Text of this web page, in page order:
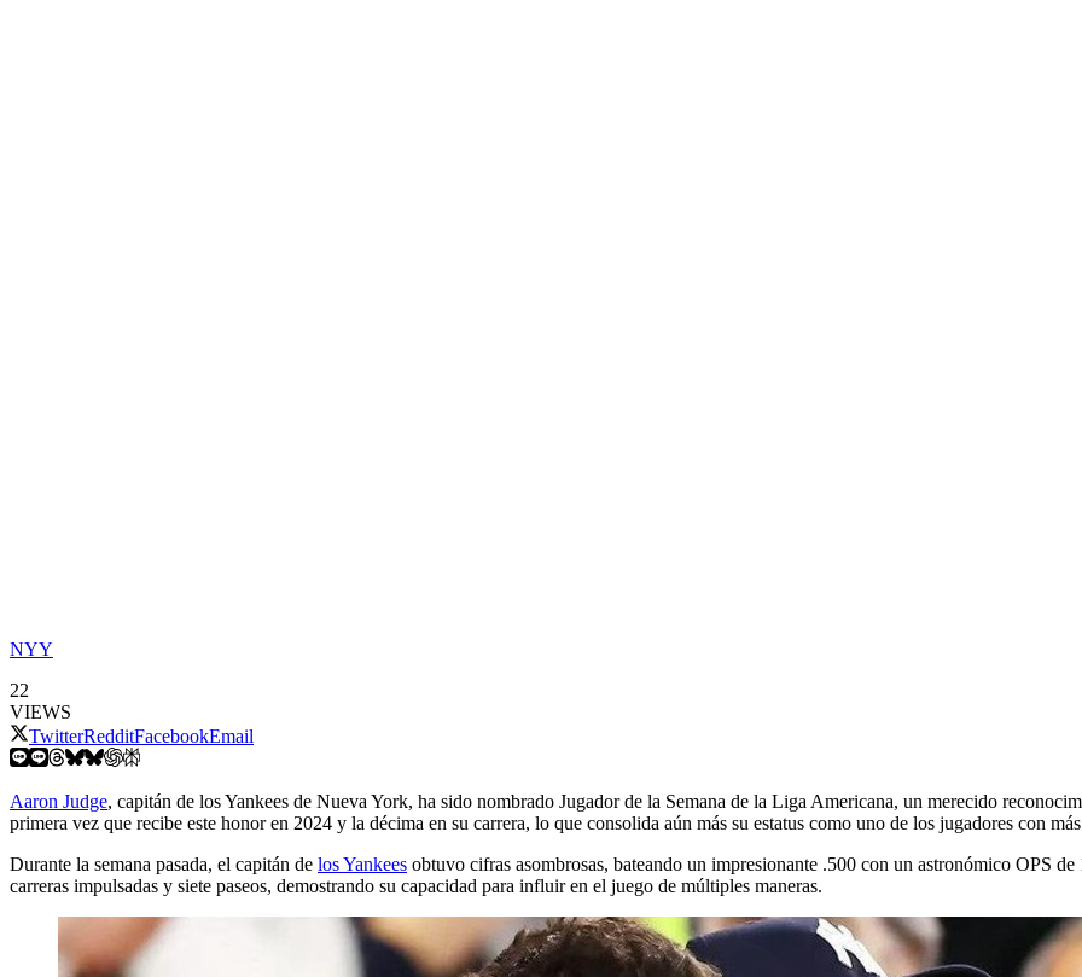
NYY
22
VIEWS
TwitterRedditFacebookEmail
Aaron Judge, capitán de los Yankees de Nueva York, ha sido nombrado Jugador de la Semana de la Liga Americana, un merecido
primera vez que recibe este honor en 2024 y la décima en su carrera, lo que consolida aún más su estatus como uno de los jugadores con
Durante la semana pasada, el capitán de los Yankees obtuvo cifras asombrosas, bateando un impresionante .500 con un astronómico OPS
carreras impulsadas y siete paseos, demostrando su capacidad para influir en el juego de múltiples maneras.